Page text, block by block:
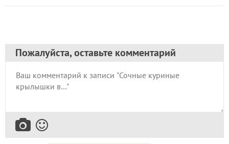
Пожалуйста, оставьте комментарий